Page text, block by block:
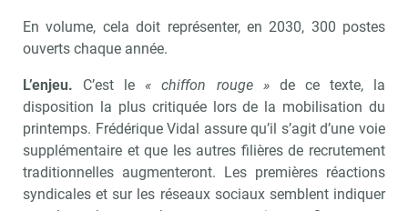
En volume, cela doit représenter, en 2030, 300 postes
ouverts chaque année.
L’enjeu. C’est le « chiffon rouge »de ce texte, la
disposition la plus critiquée lors de la mobilisation du
printemps. Frédérique Vidal assure qu’il s’agit d’une voie
supplémentaire et que les autres filières de recrutement
traditionnelles augmenteront. Les premières réactions
syndicales et sur les réseaux sociaux semblent indiquer